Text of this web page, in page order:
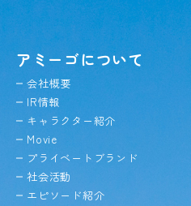
アミーゴについて
会社概要
IR情報
キャラクター紹介
Movie
プライベートブランド
社会活動
エピソード紹介